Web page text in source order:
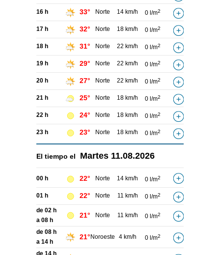
16 h 33° Norte 14 km/h 0 l/m2
17 h 32° Norte 18 km/h 0 l/m2
18 h 31° Norte 22 km/h 0 l/m2
19 h 29° Norte 22 km/h 0 l/m2
20 h 27° Norte 22 km/h 0 l/m2
21 h 25° Norte 18 km/h 0 l/m2
22 h 24° Norte 18 km/h 0 l/m2
23 h 23° Norte 18 km/h 0 l/m2
El tiempo el Martes 11.08.2026
00 h 22° Norte 14 km/h 0 l/m2
01 h 22° Norte 11 km/h 0 l/m2
de 02 h
a 08 h
21° Norte 11 km/h 0 l/m2
de 08 h
a 14 h
21° Noroeste 4 km/h 0 l/m2